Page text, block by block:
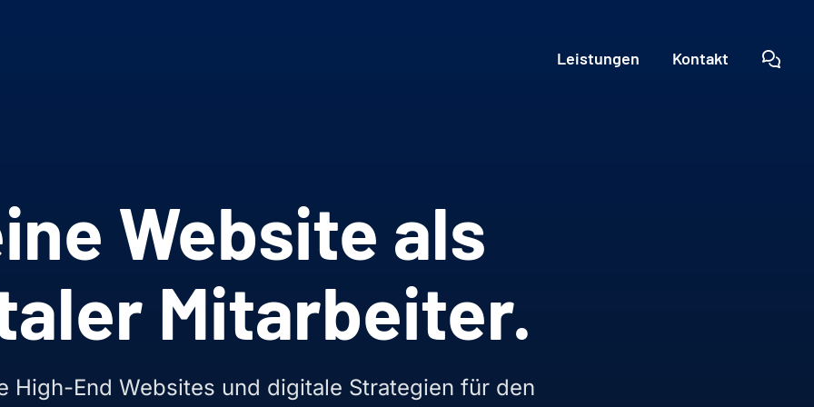
Leistungen Kontakt
Website als
Mitarbeiter.
High-End Websites und digitale Strategien für den